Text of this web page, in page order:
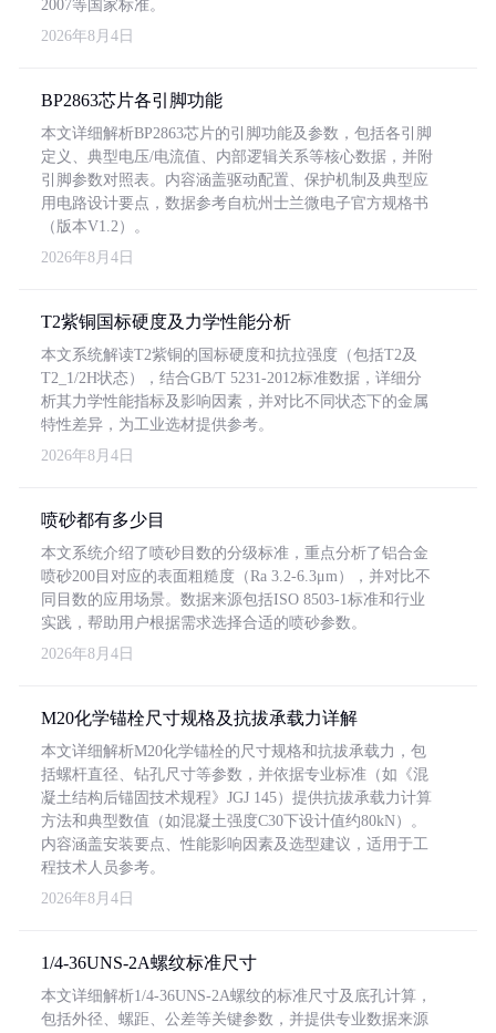
2007等国家标准。
2026年8月4日
BP2863芯片各引脚功能
本文详细解析BP2863芯片的引脚功能及参数，包括各引脚
定义、典型电压/电流值、内部逻辑关系等核心数据，并附
引脚参数对照表。内容涵盖驱动配置、保护机制及典型应
用电路设计要点，数据参考自杭州士兰微电子官方规格书
（版本V1.2）。
2026年8月4日
T2紫铜国标硬度及力学性能分析
本文系统解读T2紫铜的国标硬度和抗拉强度（包括T2及
T2_1/2H状态），结合GB/T 5231-2012标准数据，详细分
析其力学性能指标及影响因素，并对比不同状态下的金属
特性差异，为工业选材提供参考。
2026年8月4日
喷砂都有多少目
本文系统介绍了喷砂目数的分级标准，重点分析了铝合金
喷砂200目对应的表面粗糙度（Ra 3.2-6.3μm），并对比不
同目数的应用场景。数据来源包括ISO 8503-1标准和行业
实践，帮助用户根据需求选择合适的喷砂参数。
2026年8月4日
M20化学锚栓尺寸规格及抗拔承载力详解
本文详细解析M20化学锚栓的尺寸规格和抗拔承载力，包
括螺杆直径、钻孔尺寸等参数，并依据专业标准（如《混
凝土结构后锚固技术规程》JGJ 145）提供抗拔承载力计算
方法和典型数值（如混凝土强度C30下设计值约80kN）。
内容涵盖安装要点、性能影响因素及选型建议，适用于工
程技术人员参考。
2026年8月4日
1/4-36UNS-2A螺纹标准尺寸
本文详细解析1/4-36UNS-2A螺纹的标准尺寸及底孔计算，
包括外径、螺距、公差等关键参数，并提供专业数据来源